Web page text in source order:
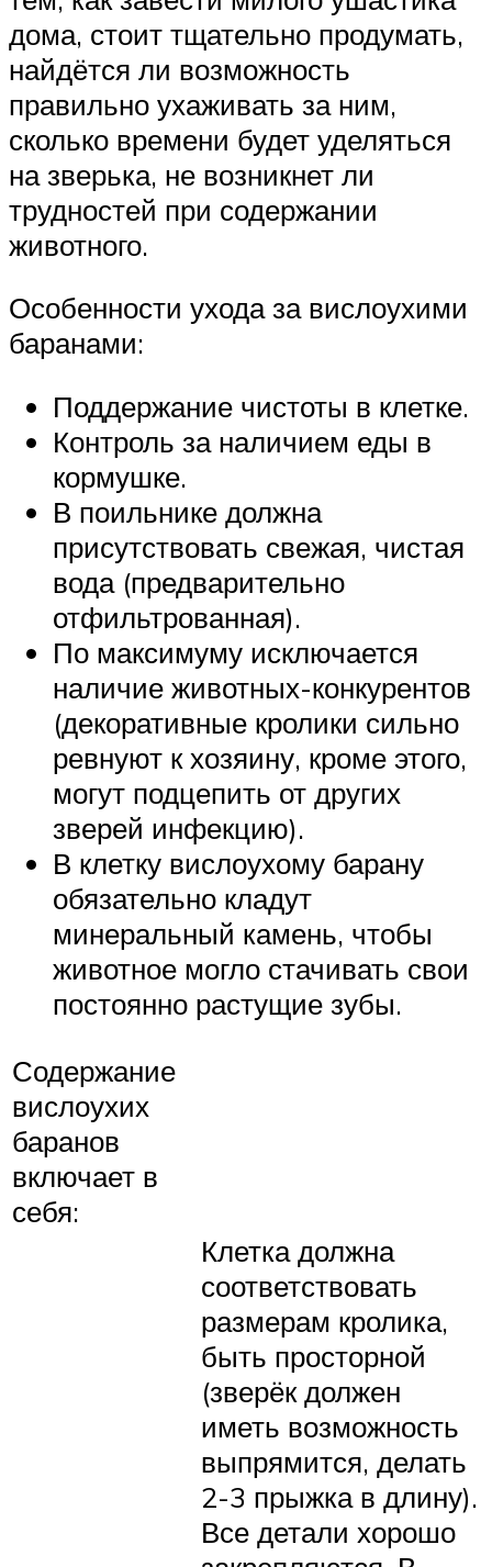
дома, стоит тщательно продумать,
найдётся ли возможность
правильно ухаживать за ним,
сколько времени будет уделяться
на зверька, не возникнет ли
трудностей при содержании
животного.
Особенности ухода за вислоухими
баранами:
Поддержание чистоты в клетке.
Контроль за наличием еды в
кормушке.
В поильнике должна
присутствовать свежая, чистая
вода (предварительно
отфильтрованная).
По максимуму исключается
наличие животных-конкурентов
(декоративные кролики сильно
ревнуют к хозяину, кроме этого,
могут подцепить от других
зверей инфекцию).
В клетку вислоухому барану
обязательно кладут
минеральный камень, чтобы
животное могло стачивать свои
постоянно растущие зубы.
Содержание
вислоухих
баранов
включает в
себя:
Клетка должна
соответствовать
размерам кролика,
быть просторной
(зверёк должен
иметь возможность
выпрямится, делать
2-3 прыжка в длину).
Все детали хорошо